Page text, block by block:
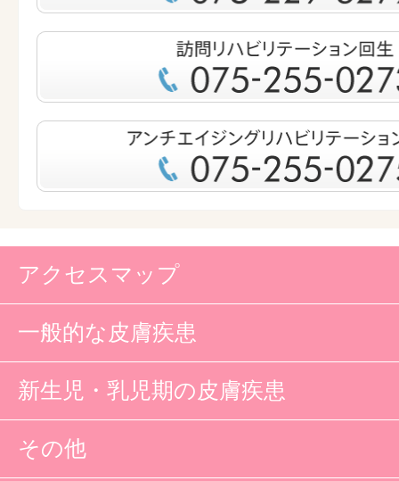
アクセスマップ
一般的な皮膚疾患
新生児・乳児期の皮膚疾患
その他